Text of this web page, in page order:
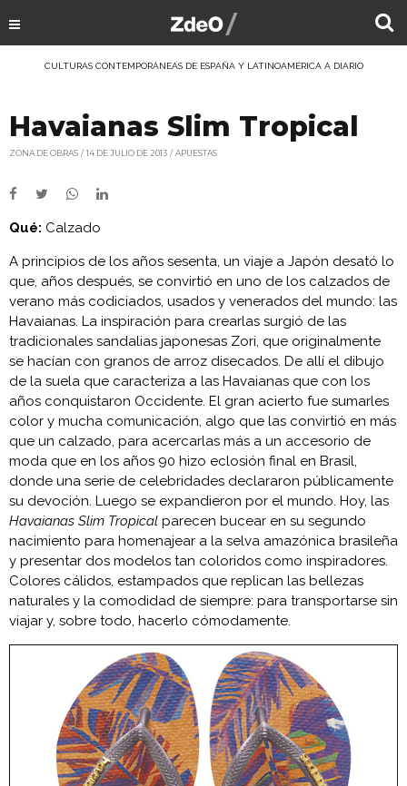
CULTURAS CONTEMPORÁNEAS DE ESPAÑA Y LATINOAMÉRICA A DIARIO
Havaianas Slim Tropical
ZONA DE OBRAS 14 DE JULIO DE 2013 APUESTAS
Qué: Calzado
A principios de los años sesenta, un viaje a Japón desató lo
que, años después, se convirtió en uno de los calzados de
verano más codiciados, usados y venerados del mundo: las
Havaianas. La inspiración para crearlas surgió de las
tradicionales sandalias japonesas Zori, que originalmente
se hacían con granos de arroz disecados. De allí el dibujo
de la suela que caracteriza a las Havaianas que con los
años conquistaron Occidente. El gran acierto fue sumarles
color y mucha comunicación, algo que las convirtió en más
que un calzado, para acercarlas más a un accesorio de
moda que en los años 90 hizo eclosión final en Brasil,
donde una serie de celebridades declararon públicamente
su devoción. Luego se expandieron por el mundo. Hoy, las
Havaianas Slim Tropical parecen bucear en su segundo
nacimiento para homenajear a la selva amazónica brasileña
y presentar dos modelos tan coloridos como inspiradores.
Colores cálidos, estampados que replican las bellezas
naturales y la comodidad de siempre: para transportarse sin
viajar y, sobre todo, hacerlo cómodamente.